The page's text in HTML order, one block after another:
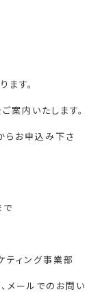
す。
案内いたします。
らお申込み下さ
ィング事業部
メールでのお問い